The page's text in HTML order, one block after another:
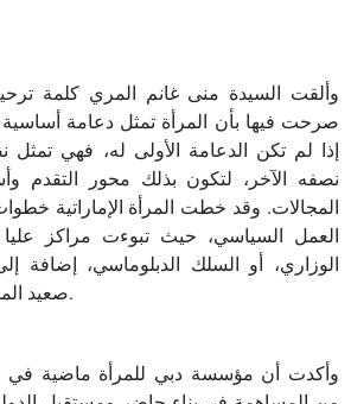
وألقت السيدة منى غانم المري كلمة
صرحت فيها بأن المرأة تمثل دعامة
إذا لم تكن الدعامة الأولى له، فهي
نصفه الآخر، لتكون بذلك محور التقدم
المجالات. وقد خطت المرأة الإماراتية
العمل السياسي، حيث تبوءت مراكز
الوزاري، أو السلك الدبلوماسي، إضافة
صعيد المجلس الوطني الاتحادي.
وأكدت أن مؤسسة دبي للمرأة ماضية في